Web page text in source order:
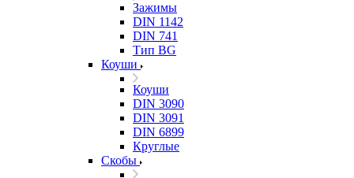
Зажимы
DIN 1142
DIN 741
Тип BG
Коуши
Коуши
DIN 3090
DIN 3091
DIN 6899
Круглые
Скобы